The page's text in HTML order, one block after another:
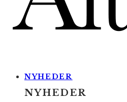
NYHEDER
NYHEDER